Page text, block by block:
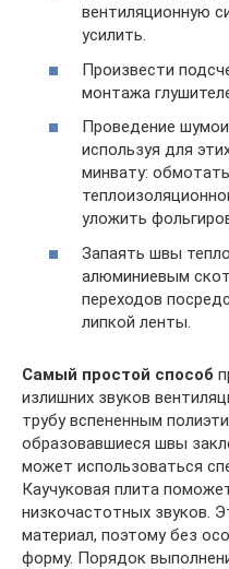
вентиляционную
усилить.
Произвести
монтажа
Проведение
используя для
минвату:
уложить
Запаять швы
алюминиевым
переходов
липкой ленты.
Самый простой способ
излишних звуков
трубу вспененным
образовавшиеся швы
может использоваться
Каучуковая плита
низкочастотных звуков.
материал, поэтому без
форму. Порядок